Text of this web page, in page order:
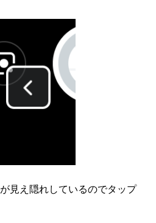
見え隠れしているのでタップ